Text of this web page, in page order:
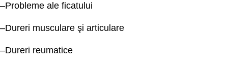
–Probleme ale ficatului
–Dureri musculare şi articulare
–Dureri reumatice